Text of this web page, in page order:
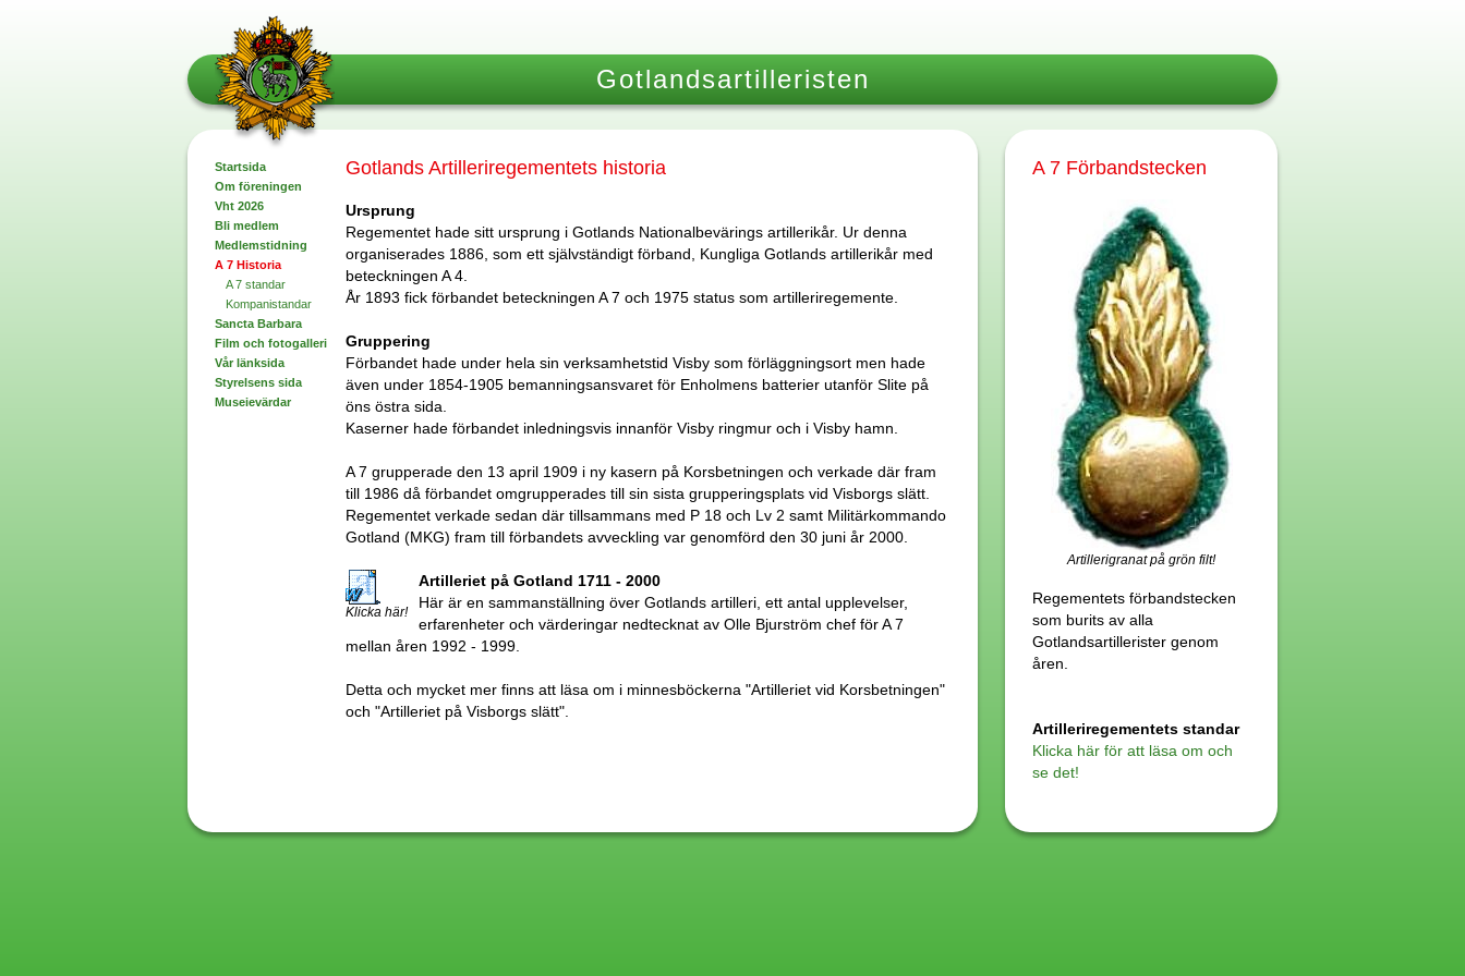
Gotlandsartilleristen
Startsida
Om föreningen
Vht 2026
Bli medlem
Medlemstidning
A 7 Historia
A 7 standar
Kompanistandar
Sancta Barbara
Film och fotogalleri
Vår länksida
Styrelsens sida
Museievärdar
Gotlands Artilleriregementets historia
Ursprung
Regementet hade sitt ursprung i Gotlands Nationalbevärings artillerikår. Ur denna
organiserades 1886, som ett självständigt förband, Kungliga Gotlands artillerikår med
beteckningen A 4.
År 1893 fick förbandet beteckningen A 7 och 1975 status som artilleriregemente.
Gruppering
Förbandet hade under hela sin verksamhetstid Visby som förläggningsort men hade
även under 1854-1905 bemanningsansvaret för Enholmens batterier utanför Slite på
öns östra sida.
Kaserner hade förbandet inledningsvis innanför Visby ringmur och i Visby hamn.
A 7 grupperade den 13 april 1909 i ny kasern på Korsbetningen och verkade där fram
till 1986 då förbandet omgrupperades till sin sista grupperingsplats vid Visborgs slätt.
Regementet verkade sedan där tillsammans med P 18 och Lv 2 samt Militärkommando
Gotland (MKG) fram till förbandets avveckling var genomförd den 30 juni år 2000.
Klicka här!
Artilleriet på Gotland 1711 - 2000
Här är en sammanställning över Gotlands artilleri, ett antal upplevelser,
erfarenheter och värderingar nedtecknat av Olle Bjurström chef för A 7
mellan åren 1992 - 1999.
Detta och mycket mer finns att läsa om i minnesböckerna "Artilleriet vid Korsbetningen"
och "Artilleriet på Visborgs slätt".
A 7 Förbandstecken
Artillerigranat på grön filt!
Regementets förbandstecken
som burits av alla
Gotlandsartillerister genom
åren.
Artilleriregementets standar
Klicka här för att läsa om och
se det!